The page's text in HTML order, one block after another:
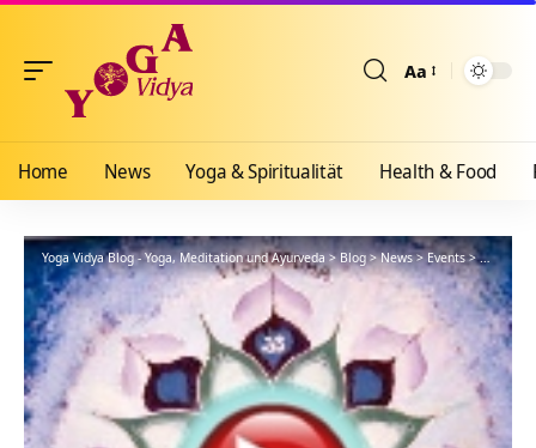
Aa
Home News Yoga & Spiritualität Health & Food
Yoga Vidya Blog - Yoga, Meditation und Ayurveda>Blog>News>Events>Om